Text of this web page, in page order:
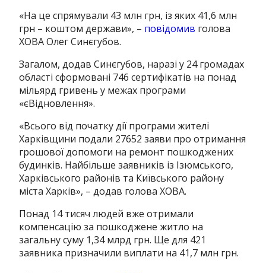
«На це спрямували 43 млн грн, із яких 41,6 млн
грн – коштом держави», – повідомив голова
ХОВА Олег Синєгубов.
Загалом, додав Синєгубов, наразі у 24 громадах
області сформовані 746 сертифікатів на понад
мільярд гривень у межах програми
«єВідновлення».
«Всього від початку дії програми жителі
Харківщини подали 27652 заяви про отримання
грошової допомоги на ремонт пошкоджених
будинків. Найбільше заявників із Ізюмського,
Харківського районів та Київського району
міста Харків», – додав голова ХОВА.
Понад 14 тисяч людей вже отримали
компенсацію за пошкоджене житло на
загальну суму 1,34 млрд грн. Ще для 421
заявника призначили виплати на 41,7 млн грн.